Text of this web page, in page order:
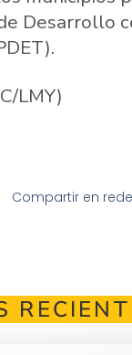
Desarrollo
LMY)
Compartir en